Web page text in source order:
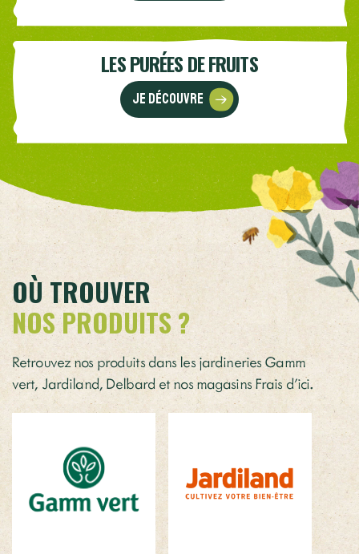
LES PURÉES DE FRUITS
Je découvre
OÙ TROUVER
NOS PRODUITS ?
Retrouvez nos produits dans les jardineries Gamm
vert, Jardiland, Delbard et nos magasins Frais d’ici.